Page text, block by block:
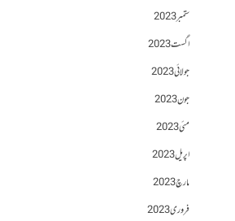
ستمبر 2023
اگست 2023
جولائی 2023
جون 2023
مئی 2023
اپریل 2023
مارچ 2023
فروری 2023